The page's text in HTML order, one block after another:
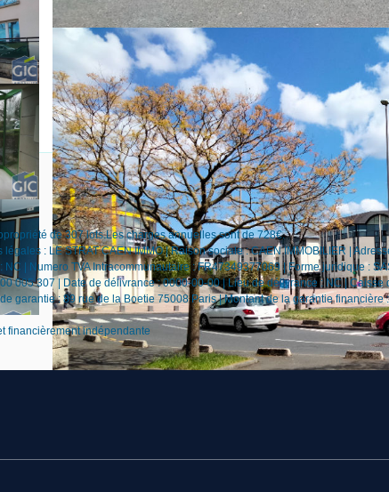
de 307 lots.Les charges annuelles sont de 728€.
: LE STRAT CAEN IMMO | Raison sociale : CAEN IMMOBILIER |
NC | Numero TVA Intracommunautaire : FR47349377069 | Forme juridique :
005 307 | Date de délivrance : 0000-00-00 | Lieu de délivrance : NC |
garantie : 89 rue de la Boetie 75008 Paris | Montant de la garantie
financièrement indépendante